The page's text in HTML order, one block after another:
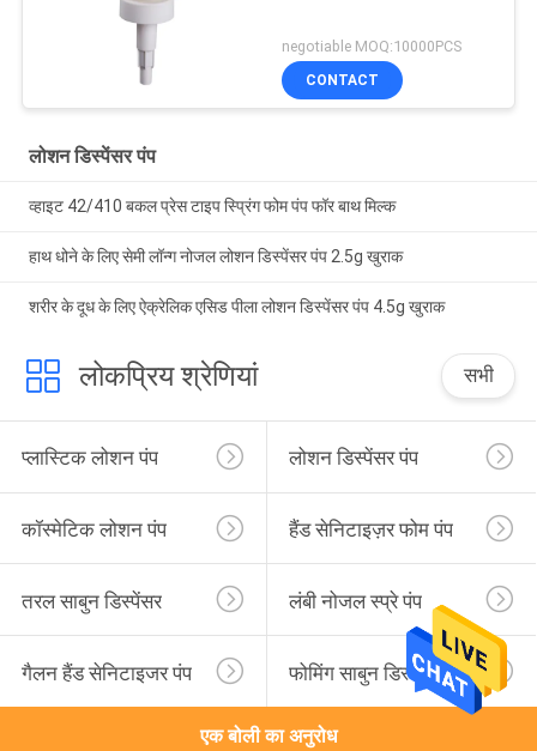
negotiable MOQ:10000PCS
CONTACT
लोशन डिस्पेंसर पंप
व्हाइट 42/410 बकल प्रेस टाइप स्प्रिंग फोम पंप फॉर बाथ मिल्क
हाथ धोने के लिए सेमी लॉन्ग नोजल लोशन डिस्पेंसर पंप 2.5g खुराक
शरीर के दूध के लिए ऐक्रेलिक एसिड पीला लोशन डिस्पेंसर पंप 4.5g खुराक
लोकप्रिय श्रेणियां सभी
प्लास्टिक लोशन पंप लोशन डिस्पेंसर पंप
कॉस्मेटिक लोशन पंप हैंड सेनिटाइज़र फोम पंप
तरल साबुन डिस्पेंसर लंबी नोजल स्प्रे पंप
गैलन हैंड सेनिटाइजर पंप फोमिंग साबुन डिस्पेंसर पंप
एक बोली का अनुरोध